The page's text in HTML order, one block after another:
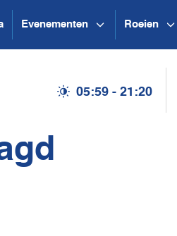
Evenementen Roeien
05:59 - 21:20